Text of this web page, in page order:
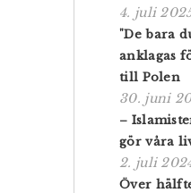
4. juli
"De bara
anklagas
till Polen
30. juni
–
gör våra
2. juli
Över